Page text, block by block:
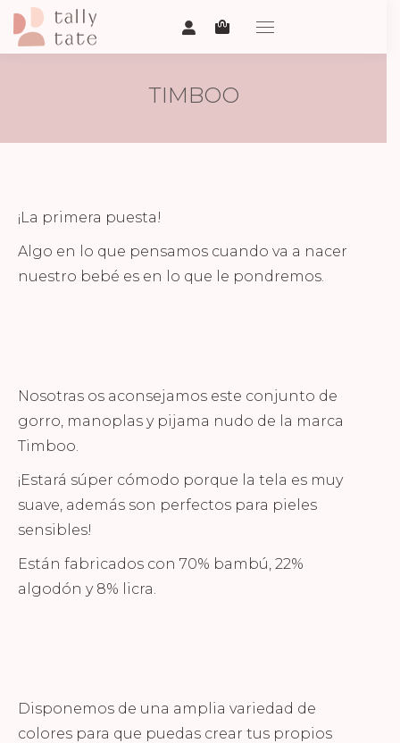
TIMBOO
¡La primera puesta!
Algo en lo que pensamos cuando va a nacer
nuestro bebé es en lo que le pondremos.
Nosotras os aconsejamos este conjunto de
gorro, manoplas y pijama nudo de la marca
Timboo.
¡Estará súper cómodo porque la tela es muy
suave, además son perfectos para pieles
sensibles!
Están fabricados con 70% bambú, 22%
algodón y 8% licra.
Disponemos de una amplia variedad de
colores para que puedas crear tus propios